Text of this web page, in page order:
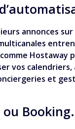
annonces
Hostaway
vos
et